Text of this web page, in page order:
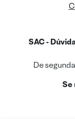
SAC -
De
Se